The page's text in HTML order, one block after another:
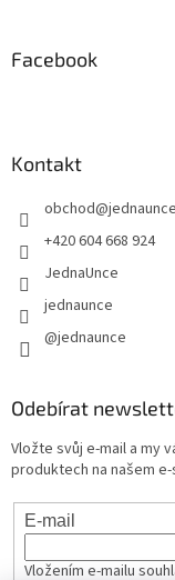
Facebook
Kontakt
obchod@
+420 604 668 924
JednaUnce
jednaunce
@jednaunce
Odebírat
Vložte svůj e-mail a my
produktech na našem e-
E-mail
Vložením e-mailu